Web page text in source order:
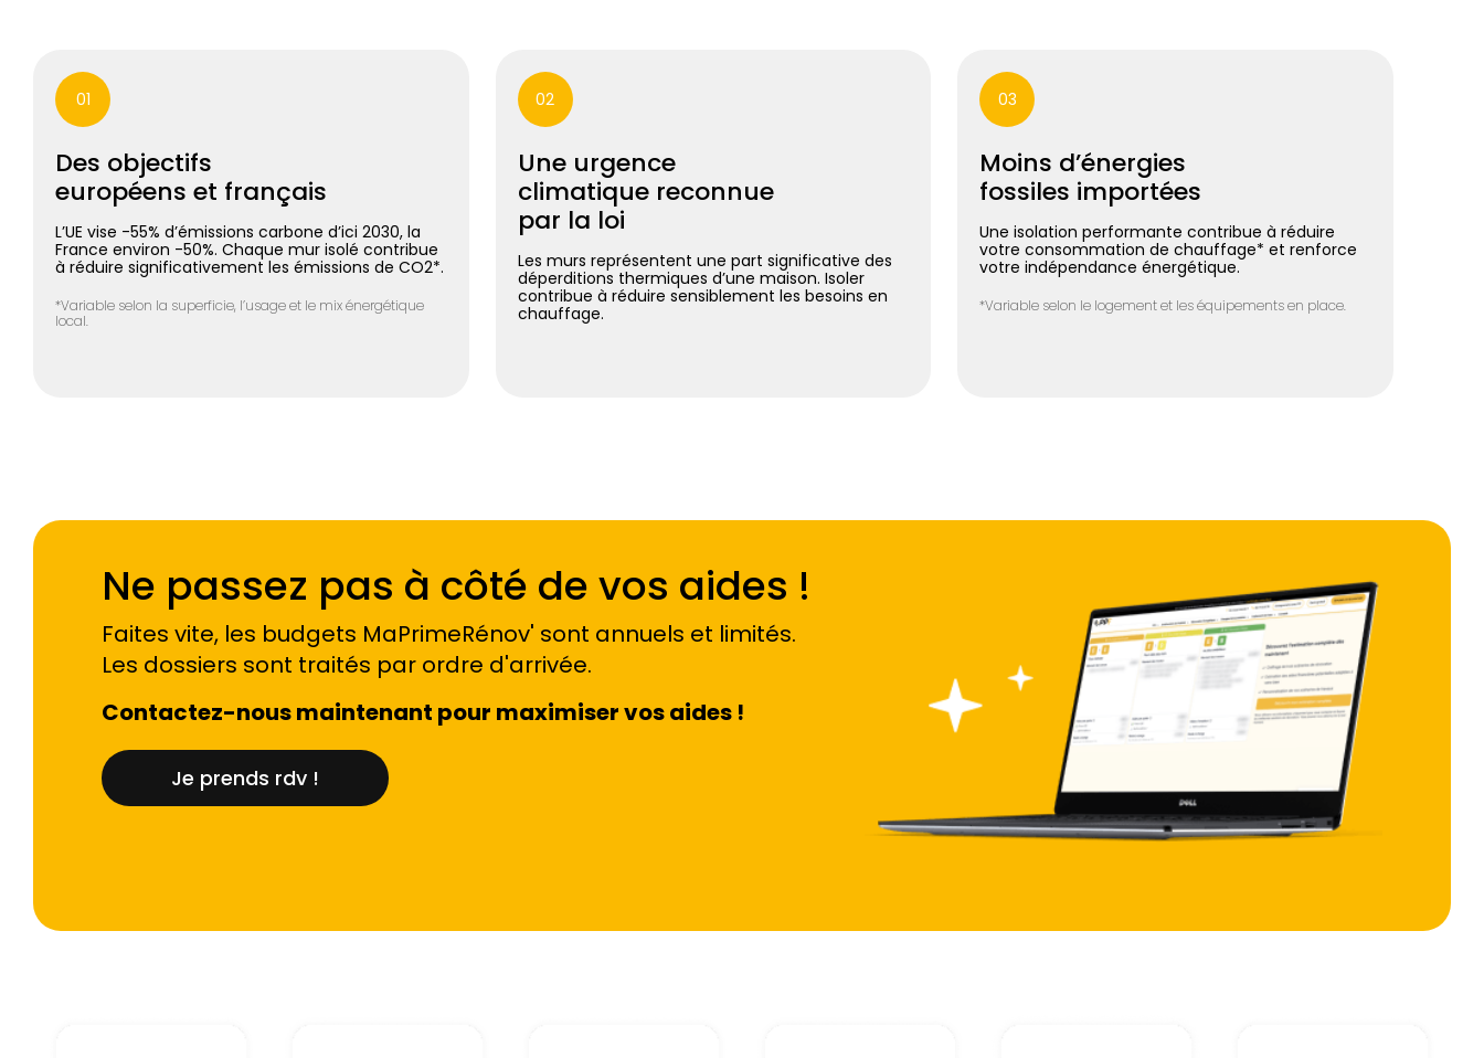
01
Des objectifs
européens et français
L’UE vise -55% d’émissions carbone d’ici 2030, la
France environ -50%. Chaque mur isolé contribue
à réduire significativement les émissions de CO2*.
*Variable selon la superficie, l’usage et le mix énergétique
local.
02
Une urgence
climatique reconnue
par la loi
Les murs représentent une part significative des
déperditions thermiques d’une maison. Isoler
contribue à réduire sensiblement les besoins en
chauffage.
03
Moins d’énergies
fossiles importées
Une isolation performante contribue à réduire
votre consommation de chauffage* et renforce
votre indépendance énergétique.
*Variable selon le logement et les équipements en place.
Ne passez pas à côté de vos aides !
Faites vite, les budgets MaPrimeRénov' sont annuels et limités.
Les dossiers sont traités par ordre d'arrivée.
Contactez-nous maintenant pour maximiser vos aides !
Je prends rdv !